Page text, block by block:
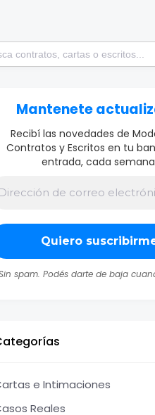
Mantenete
Recibí las novedades de
Contratos y Escritos en tu
entrada, cada
spam. Podés darte de baja
e Intimaciones
Reales